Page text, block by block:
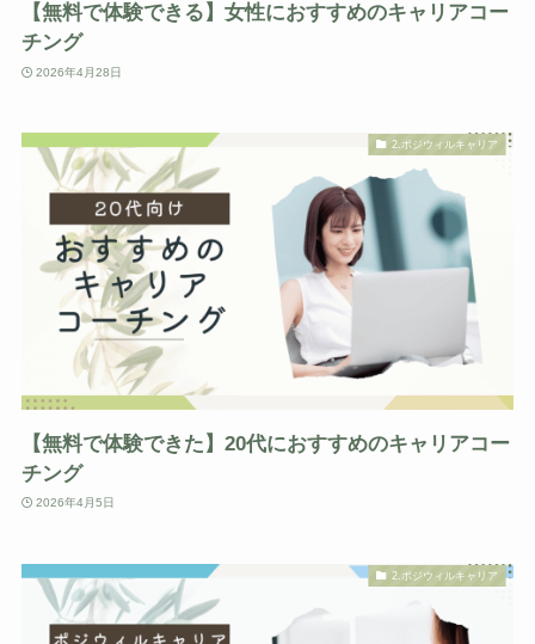
【無料で体験できる】女性におすすめのキャリアコー
チング
2026年4月28日
2.ポジウィルキャリア
【無料で体験できた】20代におすすめのキャリアコー
チング
2026年4月5日
2.ポジウィルキャリア